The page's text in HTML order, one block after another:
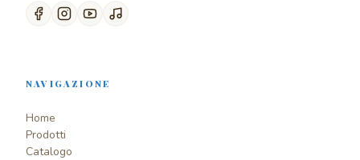
NAVIGAZIONE
Home
Prodotti
Catalogo